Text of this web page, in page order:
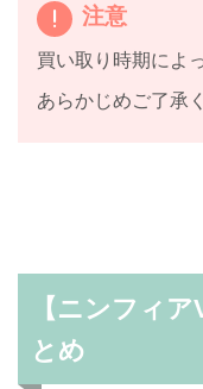
注意
買い取り時期によ
あらかじめご了承
【ニンフィ
とめ